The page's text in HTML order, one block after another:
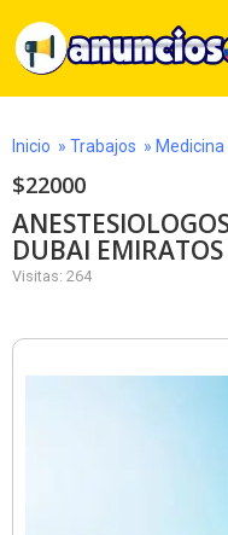
Inicio » Trabajos » Medicina
$22000
DUBAI
Visitas: 264